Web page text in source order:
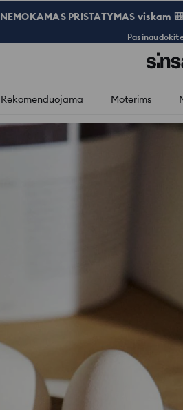
NEMOKAMAS PRISTATYMAS
Rekomenduojama Moterims